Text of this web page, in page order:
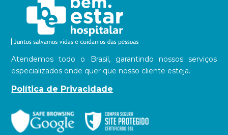
Atendemos todo o Brasil, garantindo nossos serviços
especializados onde quer que nosso cliente esteja.
Política de Privacidade